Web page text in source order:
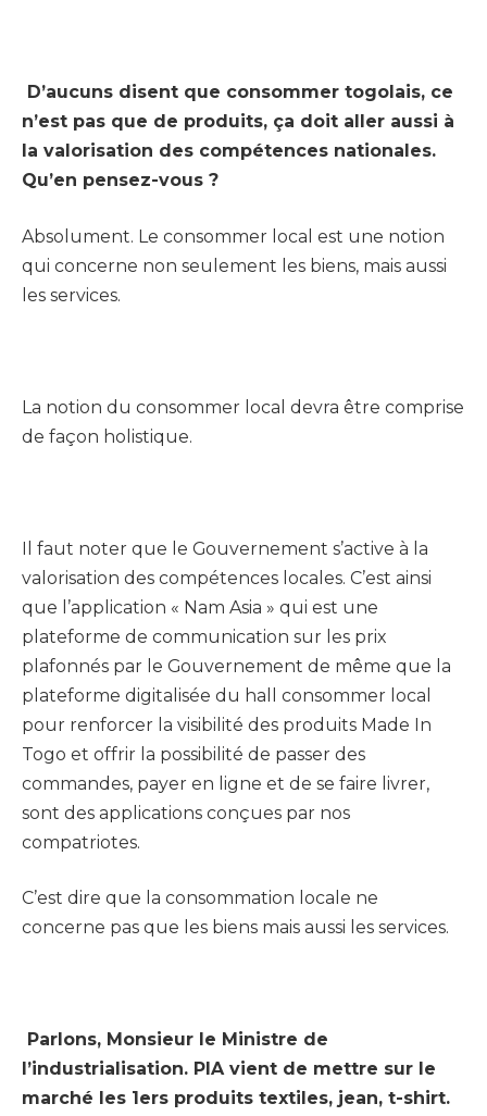
D’aucuns disent que consommer togolais, ce
n’est pas que de produits, ça doit aller aussi à
la valorisation des compétences nationales.
Qu’en pensez-vous ?
Absolument. Le consommer local est une notion
qui concerne non seulement les biens, mais aussi
les services.
La notion du consommer local devra être comprise
de façon holistique.
Il faut noter que le Gouvernement s’active à la
valorisation des compétences locales. C’est ainsi
que l’application « Nam Asia » qui est une
plateforme de communication sur les prix
plafonnés par le Gouvernement de même que la
plateforme digitalisée du hall consommer local
pour renforcer la visibilité des produits Made In
Togo et offrir la possibilité de passer des
commandes, payer en ligne et de se faire livrer,
sont des applications conçues par nos
compatriotes.
C’est dire que la consommation locale ne
concerne pas que les biens mais aussi les services.
Parlons, Monsieur le Ministre de
l’industrialisation. PIA vient de mettre sur le
marché les 1ers produits textiles, jean, t-shirt.